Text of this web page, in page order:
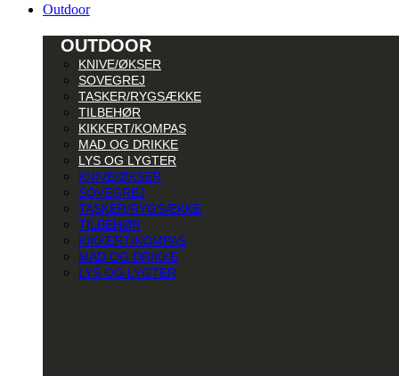
Outdoor
OUTDOOR
KNIVE/ØKSER
SOVEGREJ
TASKER/RYGSÆKKE
TILBEHØR
KIKKERT/KOMPAS
MAD OG DRIKKE
LYS OG LYGTER
KNIVE/ØKSER
SOVEGREJ
TASKER/RYGSÆKKE
TILBEHØR
KIKKERT/KOMPAS
MAD OG DRIKKE
LYS OG LYGTER